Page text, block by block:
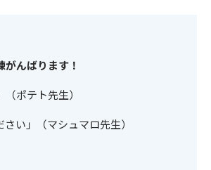
んばります！
（ポテト先生）
さい」（マシュマロ先生）